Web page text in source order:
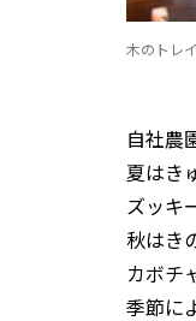
木のトレ
自社農
夏はき
ズッキ
秋はき
カボチ
季節に